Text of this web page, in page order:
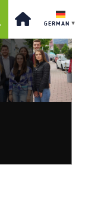
GERMAN ▼